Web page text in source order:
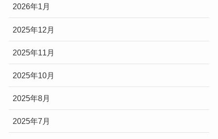
2026年1月
2025年12月
2025年11月
2025年10月
2025年8月
2025年7月